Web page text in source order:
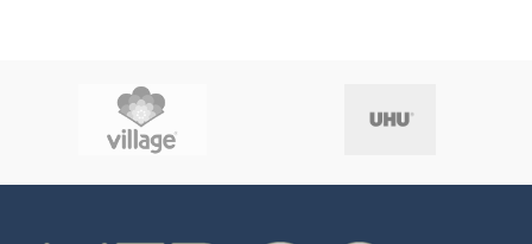
requiere una escritura de
naturaleza permanente.